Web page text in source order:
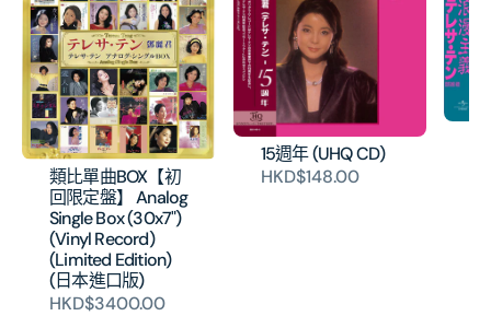
類比單曲BOX【初
回限定盤】 Analog
Single Box (30x7")
(Vinyl Record)
(Limited Edition)
(日本進口版)
HKD$3400.00
15週年 (UHQ CD)
HKD$148.00